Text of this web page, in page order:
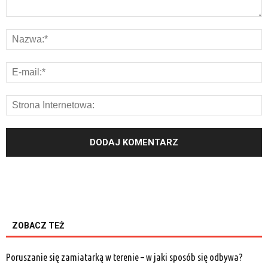
ZOBACZ TEŻ
Poruszanie się zamiatarką w terenie – w jaki sposób się odbywa?